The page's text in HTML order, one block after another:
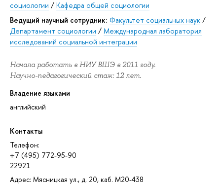
социологии / Кафедра общей социологии
Ведущий научный сотрудник: Факультет социальных наук /
Департамент социологии / Международная лаборатория
исследований социальной интеграции
Начала работать в НИУ ВШЭ в 2011 году.
Научно-педагогический стаж: 12 лет.
Владение языками
английский
Контакты
Телефон:
+7 (495) 772-95-90
22921
Адрес: Мясницкая ул., д. 20, каб. М20-438